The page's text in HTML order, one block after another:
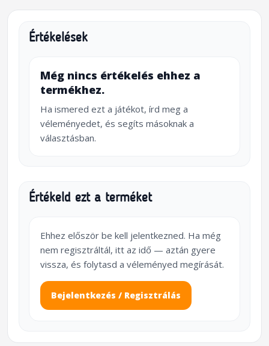
Értékelések
Még nincs értékelés ehhez a
termékhez.
Ha ismered ezt a játékot, írd meg a
véleményedet, és segíts másoknak a
választásban.
Értékeld ezt a terméket
Ehhez először be kell jelentkezned. Ha még
nem regisztráltál, itt az idő — aztán gyere
vissza, és folytasd a véleményed megírását.
Bejelentkezés / Regisztrálás